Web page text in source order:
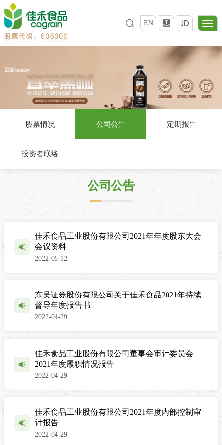
EN
股票情况 公司公告 定期报告
投资者联络
公司公告
佳禾食品工业股份有限公司2021年年度股东大会
会议资料
2022-05-12
东吴证券股份有限公司关于佳禾食品2021年持续
督导年度报告书
2022-04-29
佳禾食品工业股份有限公司董事会审计委员会
2021年度履职情况报告
2022-04-29
佳禾食品工业股份有限公司2021年度内部控制审
计报告
2022-04-29